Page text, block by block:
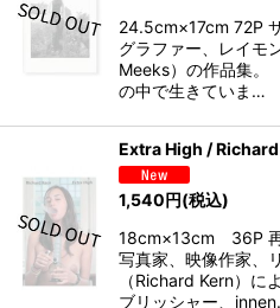
24.5cm×17cm 72P
グラファー、レイモ
Meeks）の作品集。
の中で生きていま…
Extra High /
1,540円(税込)
18cm×13cm 36P 再
写真家、映像作家、
（Richard Kern）に
ブリッシャー、